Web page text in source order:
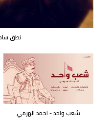
نطق
شعب واحد - احمد الهرمي